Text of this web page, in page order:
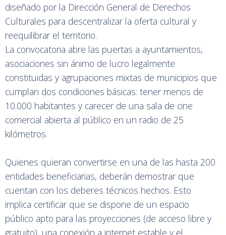
diseñado por la Dirección General de Derechos
Culturales para descentralizar la oferta cultural y
reequilibrar el territorio.
La convocatoria abre las puertas a ayuntamientos,
asociaciones sin ánimo de lucro legalmente
constituidas y agrupaciones mixtas de municipios que
cumplan dos condiciones básicas: tener menos de
10.000 habitantes y carecer de una sala de cine
comercial abierta al público en un radio de 25
kilómetros.
Quienes quieran convertirse en una de las hasta 200
entidades beneficiarias, deberán demostrar que
cuentan con los deberes técnicos hechos. Esto
implica certificar que se dispone de un espacio
público apto para las proyecciones (de acceso libre y
gratuito), una conexión a internet estable y el